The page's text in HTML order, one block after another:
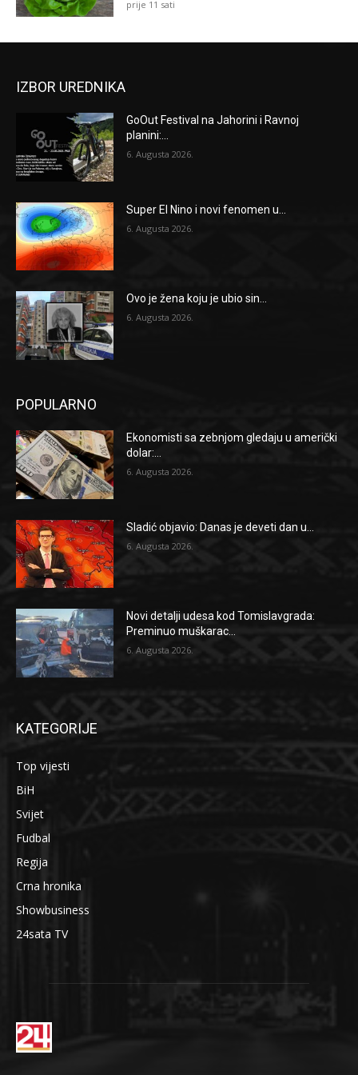
prije 11 sati
IZBOR UREDNIKA
GoOut Festival na Jahorini i Ravnoj
planini:...
6. Augusta 2026.
Super El Nino i novi fenomen u...
6. Augusta 2026.
Ovo je žena koju je ubio sin...
6. Augusta 2026.
POPULARNO
Ekonomisti sa zebnjom gledaju u američki
dolar:...
6. Augusta 2026.
Sladić objavio: Danas je deveti dan u...
6. Augusta 2026.
Novi detalji udesa kod Tomislavgrada:
Preminuo muškarac...
6. Augusta 2026.
KATEGORIJE
Top vijesti
BiH
Svijet
Fudbal
Regija
Crna hronika
Showbusiness
24sata TV